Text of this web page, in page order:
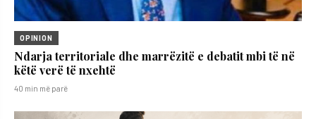
OPINION
Ndarja territoriale dhe marrëzitë e debatit mbi të në
këtë verë të nxehtë
40 min më parë